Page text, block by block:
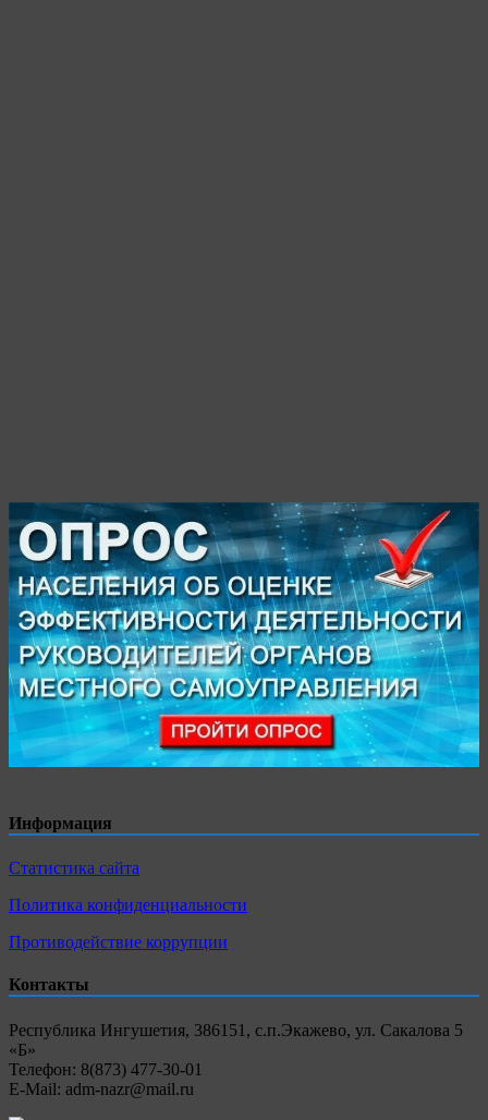
Информация
Статистика сайта
Политика конфиденциальности
Противодействие коррупции
Контакты
Республика Ингушетия, 386151, с.п.Экажево, ул. Сакалова 5
«Б»
Телефон: 8(873) 477-30-01
E-Mail: adm-nazr@mail.ru